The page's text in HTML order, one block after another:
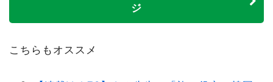
ジ
こちらもオススメ